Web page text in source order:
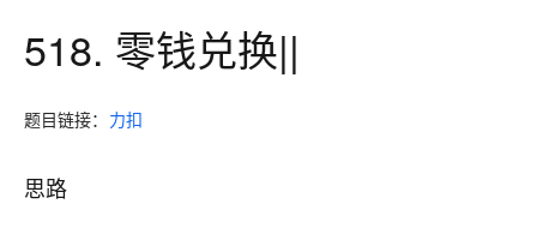
518. 零钱兑换||
题目链接： 力扣
思路